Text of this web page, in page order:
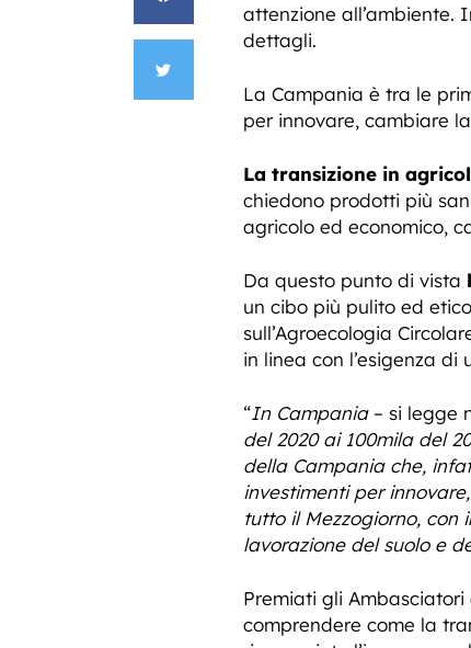
attenzione all’ambiente.
dettagli.
La Campania è tra le
per innovare, cambiare
La transizione in
chiedono prodotti più
agricolo ed economico,
Da questo punto di vista
un cibo più pulito ed
sull’Agroecologia
in linea con l’esigenza
“In Campania– si legge
del 2020 ai 100mila del
della Campania che,
investimenti per
tutto il Mezzogiorno, con
lavorazione del suolo e
Premiati gli
comprendere come la